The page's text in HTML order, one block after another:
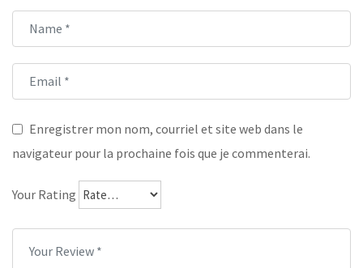
Enregistrer mon nom, courriel et site web dans le
navigateur pour la prochaine fois que je commenterai.
Your Rating